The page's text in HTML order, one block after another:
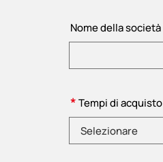
Nome della società
*Tempi di acquisto